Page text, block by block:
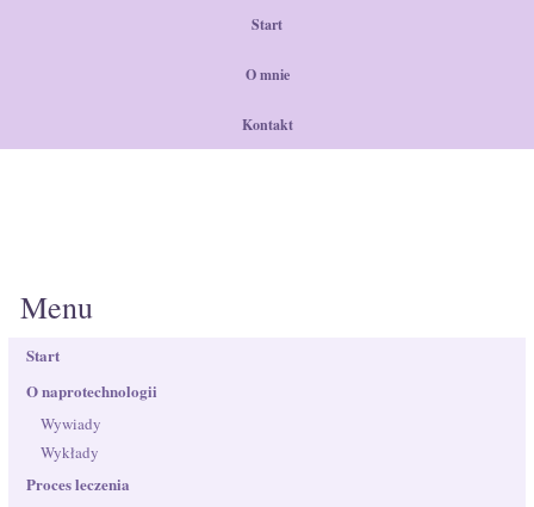
Start
O mnie
Kontakt
Menu
Start
O naprotechnologii
Wywiady
Wykłady
Proces leczenia